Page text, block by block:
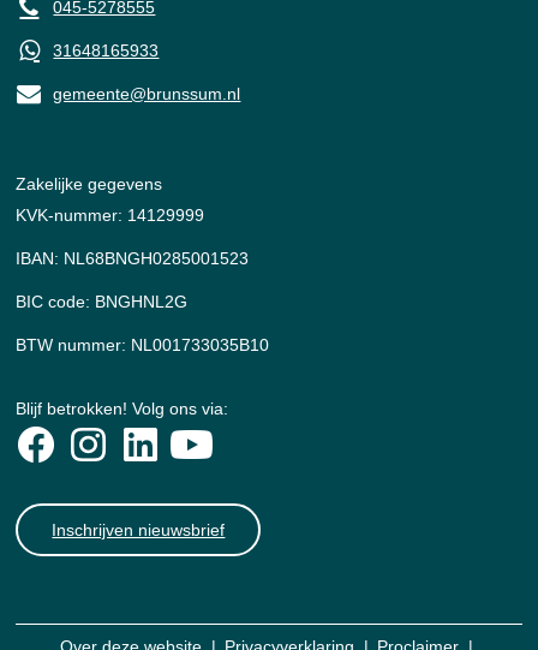
045-5278555
31648165933
gemeente@brunssum.nl
Zakelijke gegevens
KVK-nummer: 14129999
IBAN: NL68BNGH0285001523
BIC code: BNGHNL2G
BTW nummer: NL001733035B10
Blijf betrokken! Volg ons via:
Inschrijven nieuwsbrief